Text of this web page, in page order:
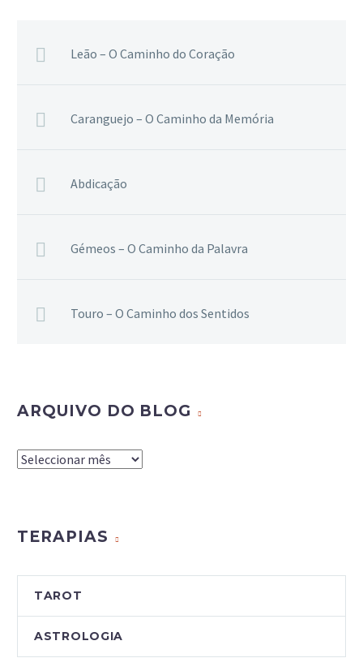
Leão – O Caminho do Coração
Caranguejo – O Caminho da Memória
Abdicação
Gémeos – O Caminho da Palavra
Touro – O Caminho dos Sentidos
ARQUIVO DO BLOG
Arquivo
TERAPIAS
TAROT
ASTROLOGIA